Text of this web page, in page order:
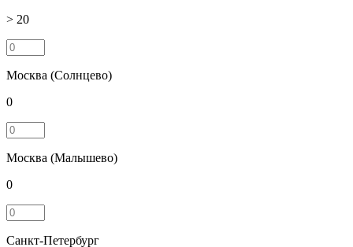
> 20
Москва (Солнцево)
0
Москва (Малышево)
0
Санкт-Петербург